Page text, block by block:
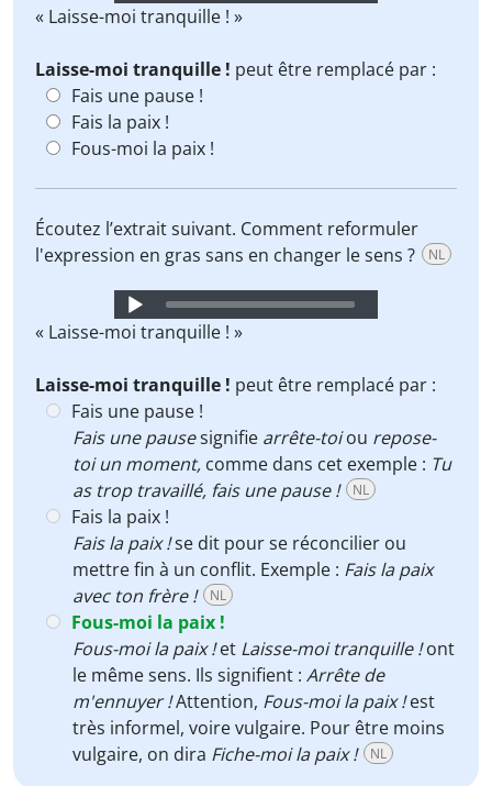
Player
« Laisse-moi tranquille ! »
Laisse-moi tranquille ! peut être remplacé par :
Fais une pause !
Fais la paix !
Fous-moi la paix !
Écoutez l’extrait suivant. Comment reformuler
l'expression en gras sans en changer le sens ?
NL
Audio
Player
« Laisse-moi tranquille ! »
Laisse-moi tranquille ! peut être remplacé par :
Fais une pause !
Fais une pausesignifie arrête-toiou repose-
toi un moment, comme dans cet exemple : Tu
as trop travaillé, fais une pause !
NL
Fais la paix !
Fais la paix !se dit pour se réconcilier ou
mettre fin à un conflit. Exemple : Fais la paix
avec ton frère !
NL
Fous-moi la paix !
Fous-moi la paix !et Laisse-moi tranquille !ont
le même sens. Ils signifient : Arrête de
m'ennuyer !Attention, Fous-moi la paix !est
très informel, voire vulgaire. Pour être moins
vulgaire, on dira Fiche-moi la paix ! NL